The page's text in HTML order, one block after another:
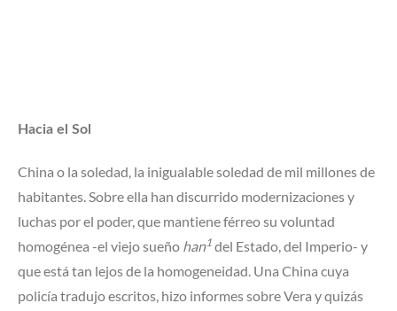
Hacia el Sol
China o la soledad, la inigualable soledad de mil millones de
habitantes. Sobre ella han discurrido modernizaciones y
luchas por el poder, que mantiene férreo su voluntad
homogénea -el viejo sueño han1 del Estado, del Imperio- y
que está tan lejos de la homogeneidad. Una China cuya
policía tradujo escritos, hizo informes sobre Vera y quizás